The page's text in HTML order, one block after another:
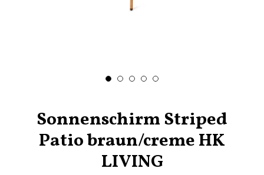
Sonnenschirm Striped
Patio braun/creme HK
LIVING